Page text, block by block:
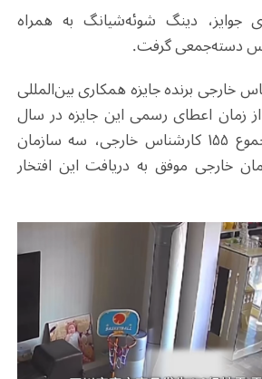
جوایز، دینگ شوئه‌شیانگ به همراه
دسته‌جمعی گرفت.
۹ کارشناس خارجی برنده جایزه همکاری بین‌المللی
زمان اعطای رسمی این جایزه در سال
۱۹۹۵ تا کنون، در مجموع ۱۵۵ کارشناس خارجی، سه سازمان
خارجی موفق به دریافت این افتخار